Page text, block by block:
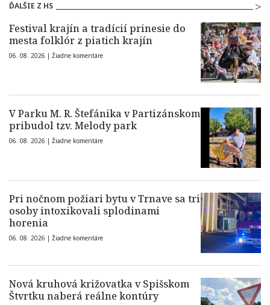
ĎALŠIE Z HS
Festival krajín a tradícií prinesie do
mesta folklór z piatich krajín
06. 08. 2026 | Žiadne komentáre
V Parku M. R. Štefánika v Partizánskom
pribudol tzv. Melody park
06. 08. 2026 | Žiadne komentáre
Pri nočnom požiari bytu v Trnave sa tri
osoby intoxikovali splodinami
horenia
06. 08. 2026 | Žiadne komentáre
Nová kruhová križovatka v Spišskom
Štvrtku naberá reálne kontúry